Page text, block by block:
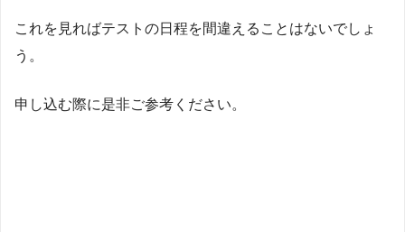
これを見ればテストの日程を間違えることはないでしょ
う。
申し込む際に是非ご参考ください。